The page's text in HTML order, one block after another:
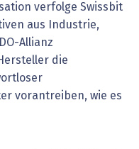
verfolge Swissbit
aus Industrie,
Allianz
die
vorantreiben, wie es